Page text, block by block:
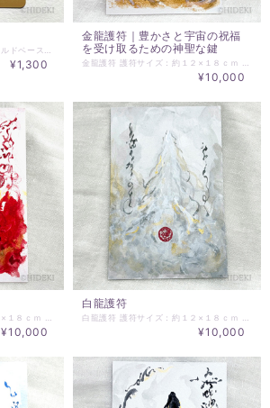
¥1,300
金龍護符｜豊かさと宇宙の祝福
を受け取るための神聖な鍵
¥10,000
¥10,000
白龍護符
¥10,000